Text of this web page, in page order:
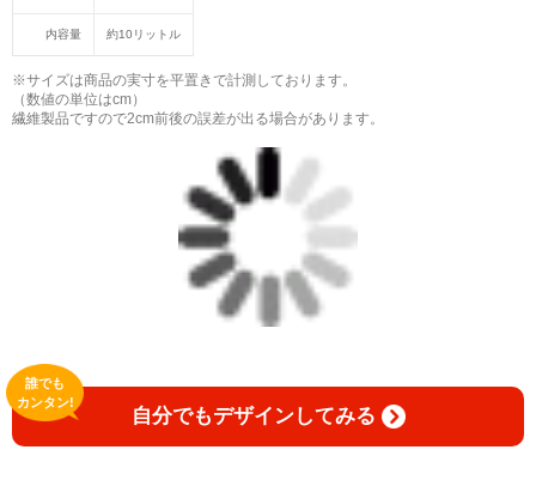
内容量 約10リットル
※サイズは商品の実寸を平置きで計測しております。
（数値の単位はcm）
繊維製品ですので2cm前後の誤差が出る場合があります。
自分でもデザインしてみる
誰でも
カンタン!